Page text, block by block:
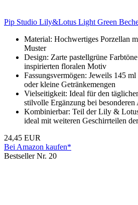
Pip Studio Lily&Lotus Light Green
Material: Hochwertiges Porzellan
Muster
Design: Zarte pastellgrüne
inspirierten floralen Motiv
Fassungsvermögen: Jeweils 145
oder kleine Getränkemengen
Vielseitigkeit: Ideal für den
stilvolle Ergänzung bei besonderen
Kombinierbar: Teil der Lily &
ideal mit weiteren Geschirrteilen
24,45 EUR
Bei Amazon kaufen*
Bestseller Nr. 20